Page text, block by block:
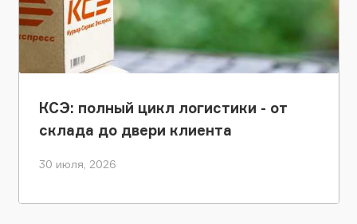
КСЭ: полный цикл логистики - от
склада до двери клиента
30 июля, 2026